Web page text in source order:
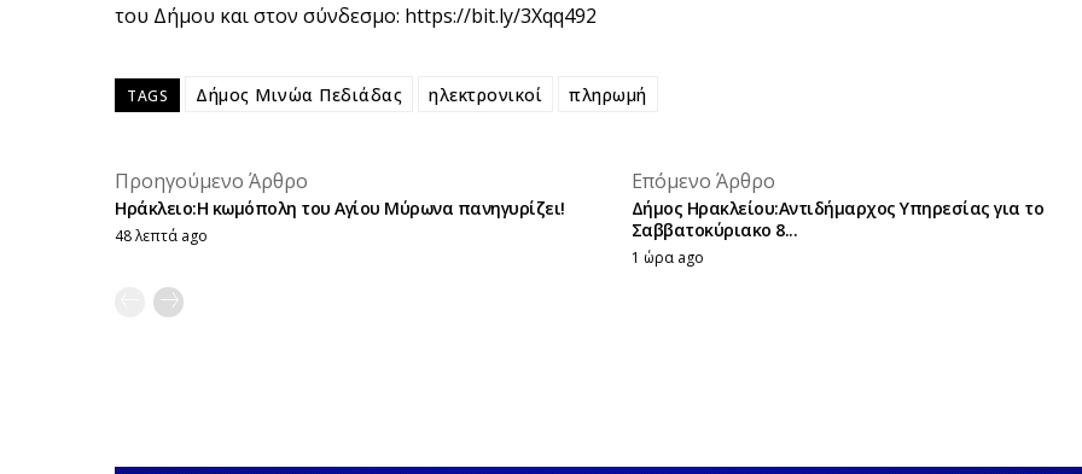
του Δήμου και στον σύνδεσμο: https://bit.ly/3Xqq492
TAGS Δήμος Μινώα Πεδιάδας ηλεκτρονικοί πληρωμή
Προηγούμενο Άρθρο placeholder text
Επόμενο Άρθρο
Ηράκλειο:Η κωμόπολη του Αγίου Μύρωνα πανηγυρίζει!
48 λεπτά ago
Δήμος Ηρακλείου:Αντιδήμαρχος Υπηρεσίας για το
Σαββατοκύριακο 8...
1 ώρα ago